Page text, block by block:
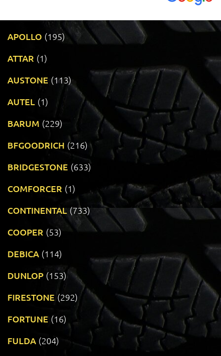
APOLLO (195)
ATTAR (1)
AUSTONE (113)
AUTEL (1)
BARUM (229)
BFGOODRICH (216)
BRIDGESTONE (633)
COMFORCER (1)
CONTINENTAL (733)
COOPER (53)
DEBICA (114)
DUNLOP (153)
FIRESTONE (292)
FORTUNE (16)
FULDA (204)